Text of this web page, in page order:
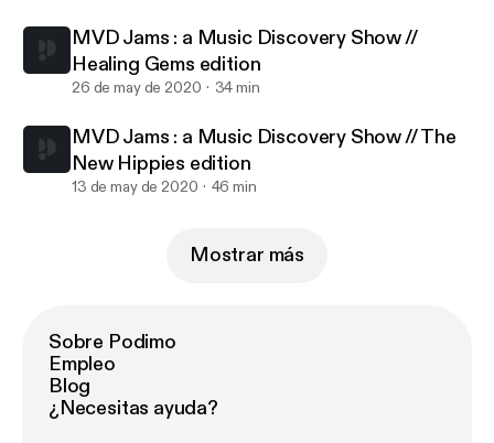
MVD Jams : a Music Discovery Show //
Healing Gems edition
26 de may de 2020 34 min
MVD Jams : a Music Discovery Show // The
New Hippies edition
13 de may de 2020 46 min
Mostrar más
Sobre Podimo
Empleo
Blog
¿Necesitas ayuda?